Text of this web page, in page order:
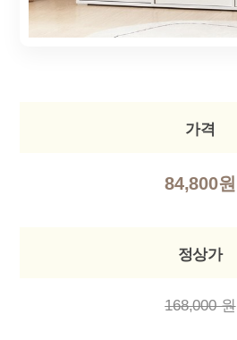
가격
84,800원
정상가
168,000 원